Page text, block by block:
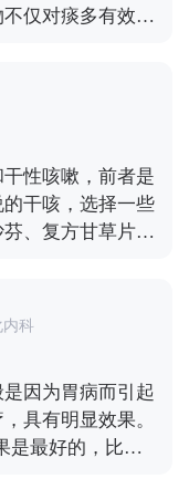
仅对痰多有效
可以选择一些食
的症状，比如冰
制作过程也比较
性咳嗽，前者是
干咳，选择一些
、复方甘草片等
行用药，一般可
。如果咳嗽长时
行治疗，在医生
为很多，引起症
先查询到具体病
科
因为胃病而引起
具有明显效果。
是最好的，比如